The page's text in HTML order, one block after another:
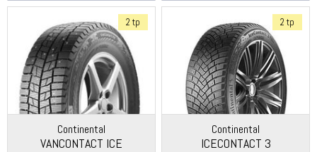
2 tp
Continental
VANCONTACT ICE
2 tp
Continental
ICECONTACT 3